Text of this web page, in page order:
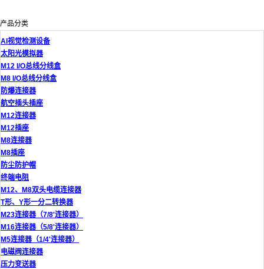
产品分类
AI视觉检测设备
太阳光模拟器
M12 I/O总线分线盒
M8 I/O总线分线盒
防爆连接器
航空插头插座
M12连接器
M12插座
M8连接器
M8插座
防尘防护帽
终端电阻
M12、M8双头电缆连接器
T形、Y形一分二转换器
M23连接器（7/8'连接器）
M16连接器（5/8'连接器）
M5连接器（1/4'连接器）
电磁阀连接器
压力变送器